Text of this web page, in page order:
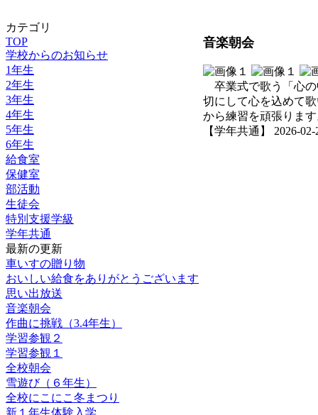
カテゴリ
TOP
学校からのお知らせ
1年生
2年生
3年生
4年生
5年生
6年生
給食室
保健室
部活動
生徒会
特別支援学級
学年共通
最新の更新
車いすの贈り物
おいしい給食をありがとうございます
思い出放送
音楽朝会
作曲に挑戦（3.4年生）
学習参観２
学習参観１
全校朝会
雪遊び（６年生）
全校にこにこ冬まつり
新１年生体験入学
音楽朝会
卒業式で歌う「心の
切にして心を込めて
から練習を頑張りま
【学年共通】 2026-